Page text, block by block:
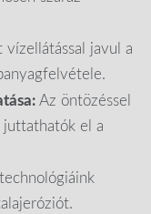
javul a
Az öntözéssel
el a